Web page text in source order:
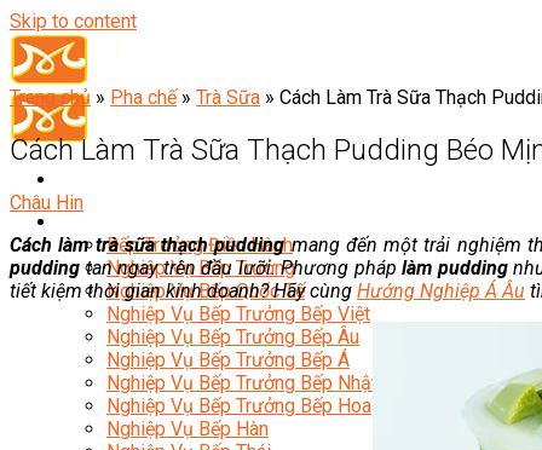
Skip to content
Bếp Trưởng Điều Hành
Nghiệp Vụ Bếp Trưởng
Nghiệp Vụ Bếp Quốc Tế
Nghiệp Vụ Bếp Trưởng Bếp Việt
Nghiệp Vụ Bếp Trưởng Bếp Âu
Nghiệp Vụ Bếp Trưởng Bếp Á
Nghiệp Vụ Bếp Trưởng Bếp Nhật
Nghiệp Vụ Bếp Trưởng Bếp Hoa
Nghiệp Vụ Bếp Hàn
Trang chủ » Pha chế » Trà Sữa » Cách Làm Trà Sữa Thạch
Cách Làm Trà Sữa Thạch Pudding Béo
Châu Hin
Cách làm trà sữa thạch puddingmang đến một trải nghiệm
pudding tan ngay trên đầu lưỡi. Phương pháplàm pudding
tiết kiệm thời gian kinh doanh? Hãy cùng Hướng Nghiệp Á Âu